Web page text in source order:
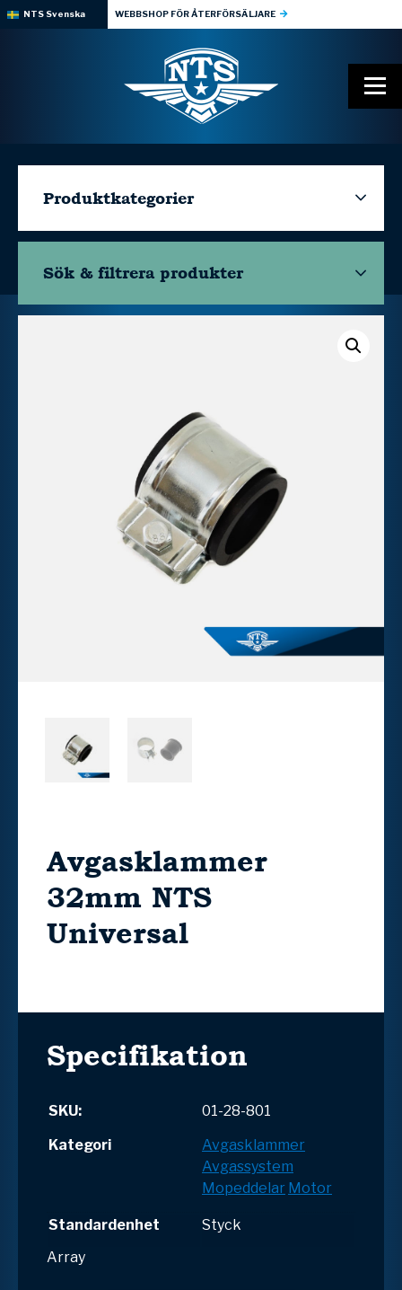
NTS Svenska WEBBSHOP FÖR ÅTERFÖRSÄLJARE
Produktkategorier
Sök & filtrera produkter
Avgasklammer
32mm NTS
Universal
Specifikation
SKU:
01-28-801
Kategori
Avgasklammer
Avgassystem
Mopeddelar Motor
Standardenhet
Styck
Array